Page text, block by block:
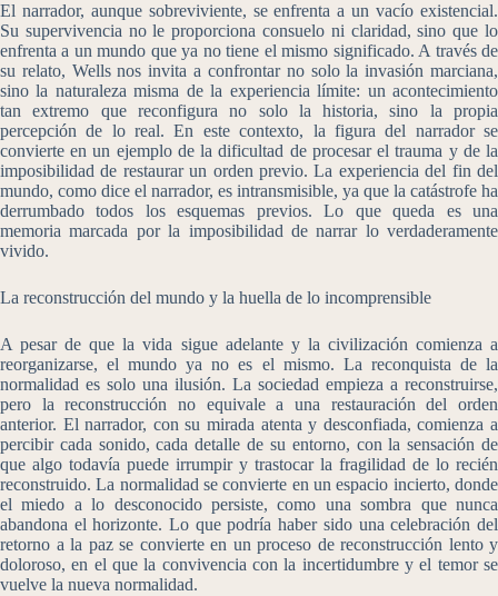
El narrador, aunque sobreviviente, se enfrenta a un vacío existencial.
Su supervivencia no le proporciona consuelo ni claridad, sino que lo
enfrenta a un mundo que ya no tiene el mismo significado. A través de
su relato, Wells nos invita a confrontar no solo la invasión marciana,
sino la naturaleza misma de la experiencia límite: un acontecimiento
tan extremo que reconfigura no solo la historia, sino la propia
percepción de lo real. En este contexto, la figura del narrador se
convierte en un ejemplo de la dificultad de procesar el trauma y de la
imposibilidad de restaurar un orden previo. La experiencia del fin del
mundo, como dice el narrador, es intransmisible, ya que la catástrofe ha
derrumbado todos los esquemas previos. Lo que queda es una
memoria marcada por la imposibilidad de narrar lo verdaderamente
vivido.
La reconstrucción del mundo y la huella de lo incomprensible
A pesar de que la vida sigue adelante y la civilización comienza a
reorganizarse, el mundo ya no es el mismo. La reconquista de la
normalidad es solo una ilusión. La sociedad empieza a reconstruirse,
pero la reconstrucción no equivale a una restauración del orden
anterior. El narrador, con su mirada atenta y desconfiada, comienza a
percibir cada sonido, cada detalle de su entorno, con la sensación de
que algo todavía puede irrumpir y trastocar la fragilidad de lo recién
reconstruido. La normalidad se convierte en un espacio incierto, donde
el miedo a lo desconocido persiste, como una sombra que nunca
abandona el horizonte. Lo que podría haber sido una celebración del
retorno a la paz se convierte en un proceso de reconstrucción lento y
doloroso, en el que la convivencia con la incertidumbre y el temor se
vuelve la nueva normalidad.